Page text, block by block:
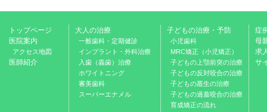
トップページ
医院案内
アクセス地図
医師紹介
大人の治療
一般歯科・定期健診
インプラント・外科治療
入歯（義歯）治療
ホワイトニング
審美歯科
スーパーエナメル
子どもの治療・予防
小児歯科
MRC矯正（小児矯正）
子どもの上顎前突の治療
子どもの反対咬合の治療
子どもの叢生の治療
子どもの過蓋咬合の治療
育成矯正の流れ
症
母
求
サ